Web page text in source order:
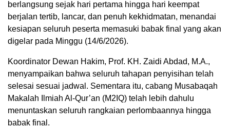
berlangsung sejak hari pertama hingga hari keempat
berjalan tertib, lancar, dan penuh kekhidmatan, menandai
kesiapan seluruh peserta memasuki babak final yang akan
digelar pada Minggu (14/6/2026).
Koordinator Dewan Hakim, Prof. KH. Zaidi Abdad, M.A.,
menyampaikan bahwa seluruh tahapan penyisihan telah
selesai sesuai jadwal. Sementara itu, cabang Musabaqah
Makalah Ilmiah Al-Qur’an (M2IQ) telah lebih dahulu
menuntaskan seluruh rangkaian perlombaannya hingga
babak final.